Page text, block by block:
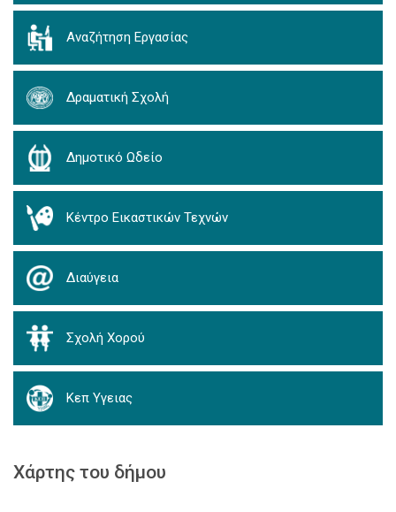
Αναζήτηση Εργασίας
Δραματική Σχολή
Δημοτικό Ωδείο
Κέντρο Εικαστικών Τεχνών
Διαύγεια
Σχολή Χορού
Κεπ Υγειας
Χάρτης του δήμου